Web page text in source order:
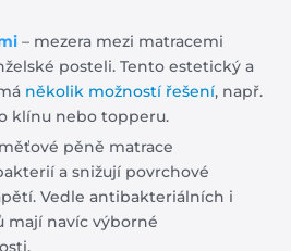
– mezera mezi matracemi
posteli. Tento estetický a
několik možností řešení, např.
klínu nebo topperu.
pěně matrace
a snižují povrchové
Vedle antibakteriálních i
mají navíc výborné